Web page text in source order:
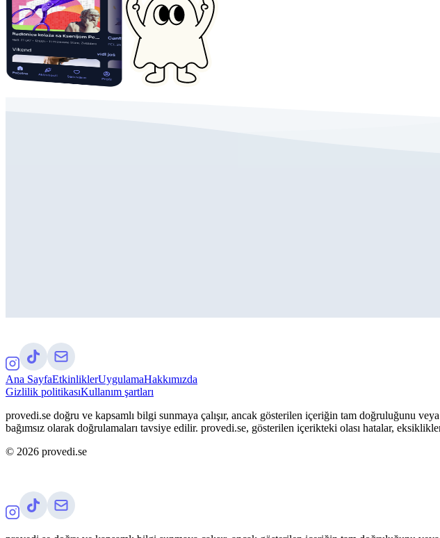
Ana SayfaEtkinliklerUygulamaHakkımızda
Gizlilik politikasıKullanım şartları
provedi.se doğru ve kapsamlı bilgi sunmaya çalışır, ancak gösterilen içeriğin tam doğruluğunu
bağımsız olarak doğrulamaları tavsiye edilir. provedi.se, gösterilen içerikteki olası hatalar,
© 2026 provedi.se